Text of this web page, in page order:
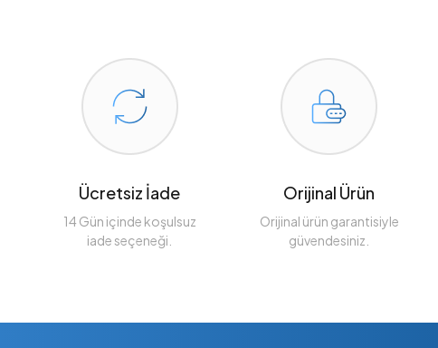
Ücretsiz İade
14 Gün içinde koşulsuz
iade seçeneği.
Orijinal Ürün
Orijinal ürün garantisiyle
güvendesiniz.